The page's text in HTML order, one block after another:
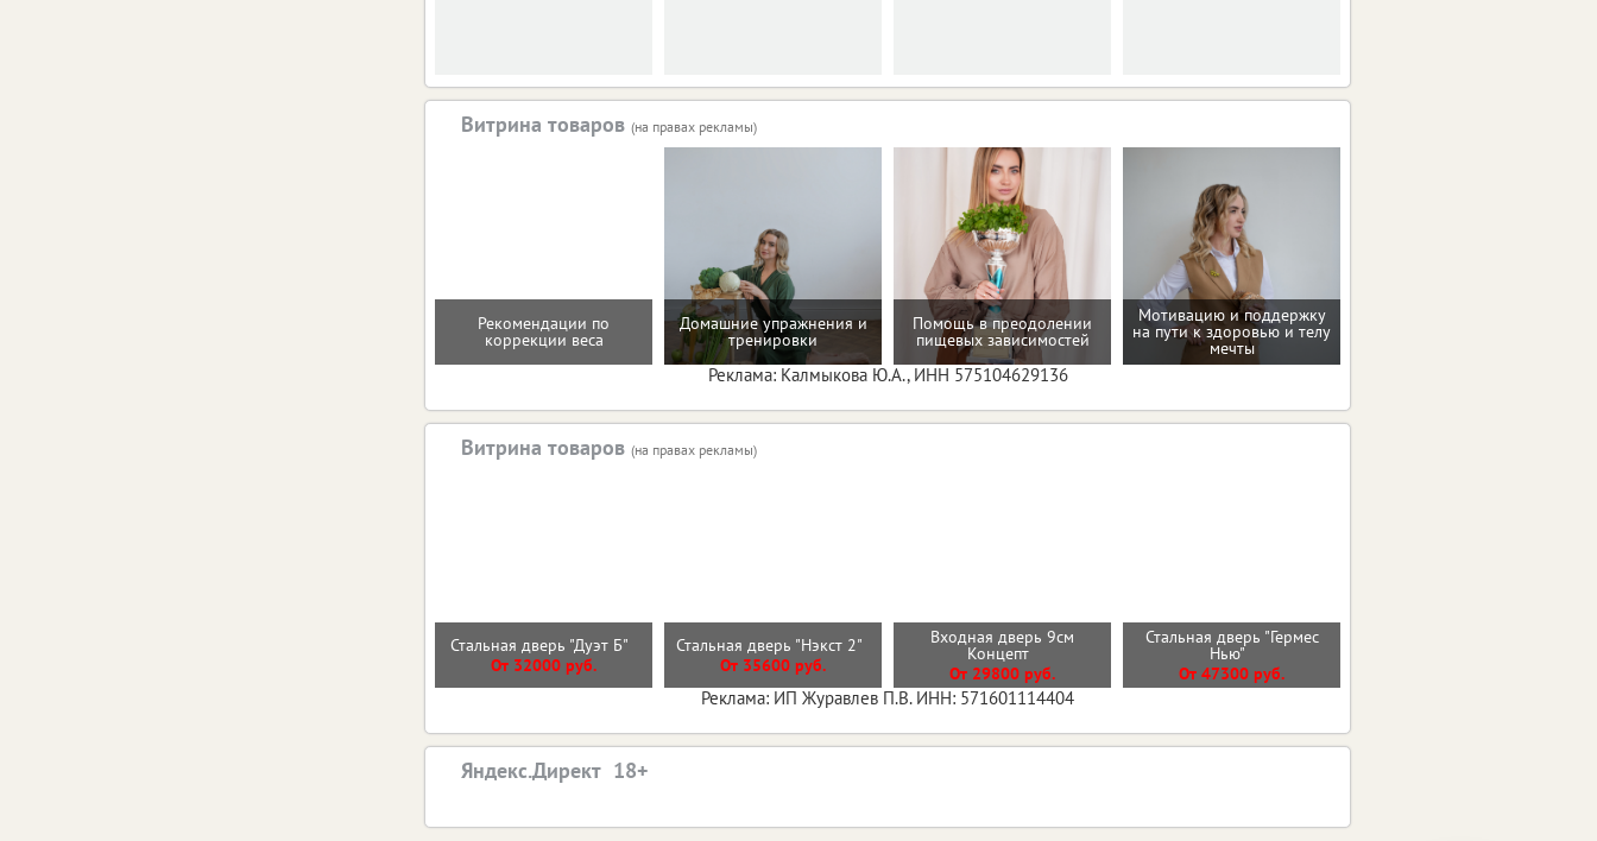
Витрина товаров (на правах рекламы)
Рекомендации по
коррекции веса
Домашние упражнения и
тренировки
Помощь в преодолении
пищевых зависимостей
Мотивацию и поддержку
на пути к здоровью и телу
мечты
Реклама: Калмыкова Ю.А., ИНН 575104629136
Витрина товаров (на правах рекламы)
Стальная дверь "Дуэт Б"
От 32000 руб.
Стальная дверь "Нэкст 2"
От 35600 руб.
Входная дверь 9см
Концепт
От 29800 руб.
Стальная дверь "Гермес
Нью"
От 47300 руб.
Реклама: ИП Журавлев П.В. ИНН: 571601114404
Яндекс.Директ